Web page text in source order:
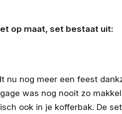
op maat, set bestaat uit:
nu nog meer een feest
was nog nooit zo
ook in je kofferbak. De